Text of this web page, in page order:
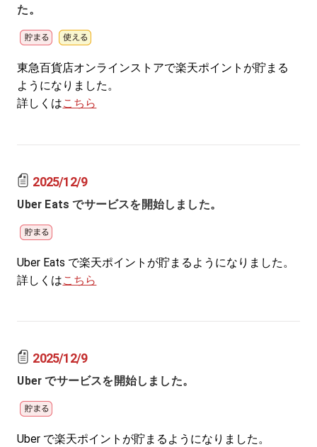
た。
東急百貨店オンラインストアで楽天ポイントが貯まる
ようになりました。
詳しくはこちら
2025/12/9
Uber Eats でサービスを開始しました。
Uber Eats で楽天ポイントが貯まるようになりました。
詳しくはこちら
2025/12/9
Uber でサービスを開始しました。
Uber で楽天ポイントが貯まるようになりました。